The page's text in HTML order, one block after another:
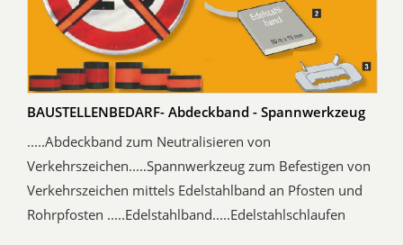
BAUSTELLENBEDARF- Abdeckband - Spannwerkzeug
.....Abdeckband zum Neutralisieren von
Verkehrszeichen.....Spannwerkzeug zum Befestigen von
Verkehrszeichen mittels Edelstahlband an Pfosten und
Rohrpfosten .....Edelstahlband.....Edelstahlschlaufen